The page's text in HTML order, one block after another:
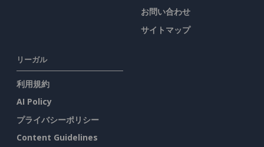
お問い合わせ
サイトマップ
リーガル
利用規約
AI Policy
プライバシーポリシー
Content Guidelines